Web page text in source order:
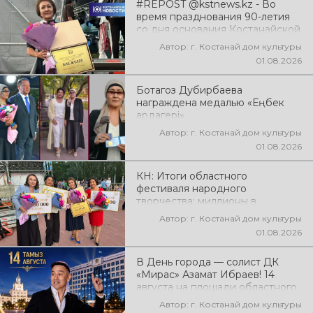
#REPOST @kstnews.kz - Во
время празднования 90-летия
со дня основания Костанайской
области подвели итоги 38-го
фестиваля самодеятельного
Автор: г. Костанай дом культуры
01.08.2026
Ботагоз Дубирбаева
награждена медалью «Еңбек
ардагері»
Автор: г. Костанай дом культуры
01.08.2026
КН: Итоги областного
фестиваля народного
творчества: миллионы в
культуруАвтор: г. Костанай дом культуры
01.08.2026
В День города — солист ДК
«Мирас» Азамат Ибраев! 14
августа на площади областного
акимата состоится концертная
Автор: г. Костанай дом культуры